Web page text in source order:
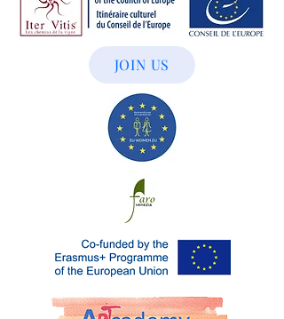
JOIN US